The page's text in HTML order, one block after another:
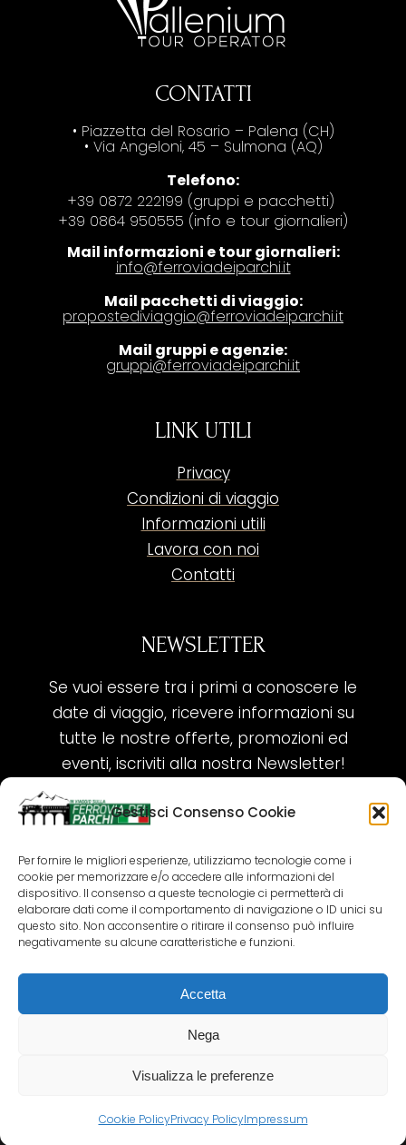
Gestisci Consenso Cookie
Per fornire le migliori esperienze, utilizziamo tecnologie come i
cookie per memorizzare e/o accedere alle informazioni del
dispositivo. Il consenso a queste tecnologie ci permetterà di
elaborare dati come il comportamento di navigazione o ID unici su
questo sito. Non acconsentire o ritirare il consenso può influire
negativamente su alcune caratteristiche e funzioni.
Accetta
Nega
Visualizza le preferenze
Cookie PolicyPrivacy PolicyImpressum
CONTATTI
• Piazzetta del Rosario – Palena (CH)
• Via Angeloni, 45 – Sulmona (AQ)
Telefono:
+39 0872 222199 (gruppi e pacchetti)
+39 0864 950555 (info e tour giornalieri)
Mail informazioni e tour giornalieri:
info@ferroviadeiparchi.it
Mail pacchetti di viaggio:
propostediviaggio@ferroviadeiparchi.it
Mail gruppi e agenzie:
gruppi@ferroviadeiparchi.it
LINK UTILI
Privacy
Condizioni di viaggio
Informazioni utili
Lavora con noi
Contatti
NEWSLETTER
Se vuoi essere tra i primi a conoscere le
date di viaggio, ricevere informazioni su
tutte le nostre offerte, promozioni ed
eventi, iscriviti alla nostra Newsletter!
ISCRIVITI ORA!
SEGUICI SUI NOSTRI SOCIAL
COPYRIGHT 2018-2025 PALLENIUM TOURISM
SRL
AGENZIA VIAGGI E TOUR OPERATOR – P.IVA: